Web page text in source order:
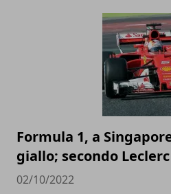
Formula 1, a
giallo; secondo Leclerc
02/10/2022